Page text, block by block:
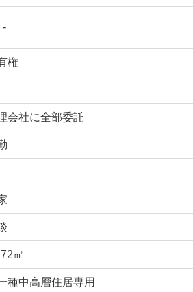
権
会社に全部委託
㎡
種中高層住居専用